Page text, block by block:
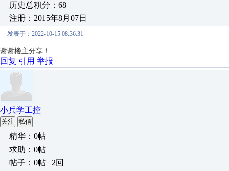
历史总积分：68
注册：2015年8月07日
发表于：2022-10-15 08:36:31
谢谢楼主分享！
回复 引用 举报
小兵学工控
关注 私信
精华：0帖
求助：0帖
帖子：0帖 | 2回